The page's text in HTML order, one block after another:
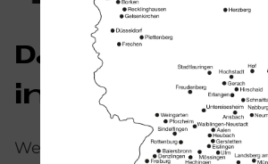
Das könn­te
in­ter­es­sie­ren
Weitere Serien und Produkte